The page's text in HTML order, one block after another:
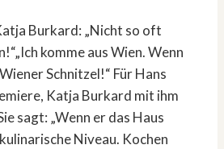
Burkard: „Nicht so oft
komme aus Wien. Wenn
Schnitzel!“ Für Hans
Katja Burkard mit ihm
sagt: „Wenn er das Haus
Niveau. Kochen